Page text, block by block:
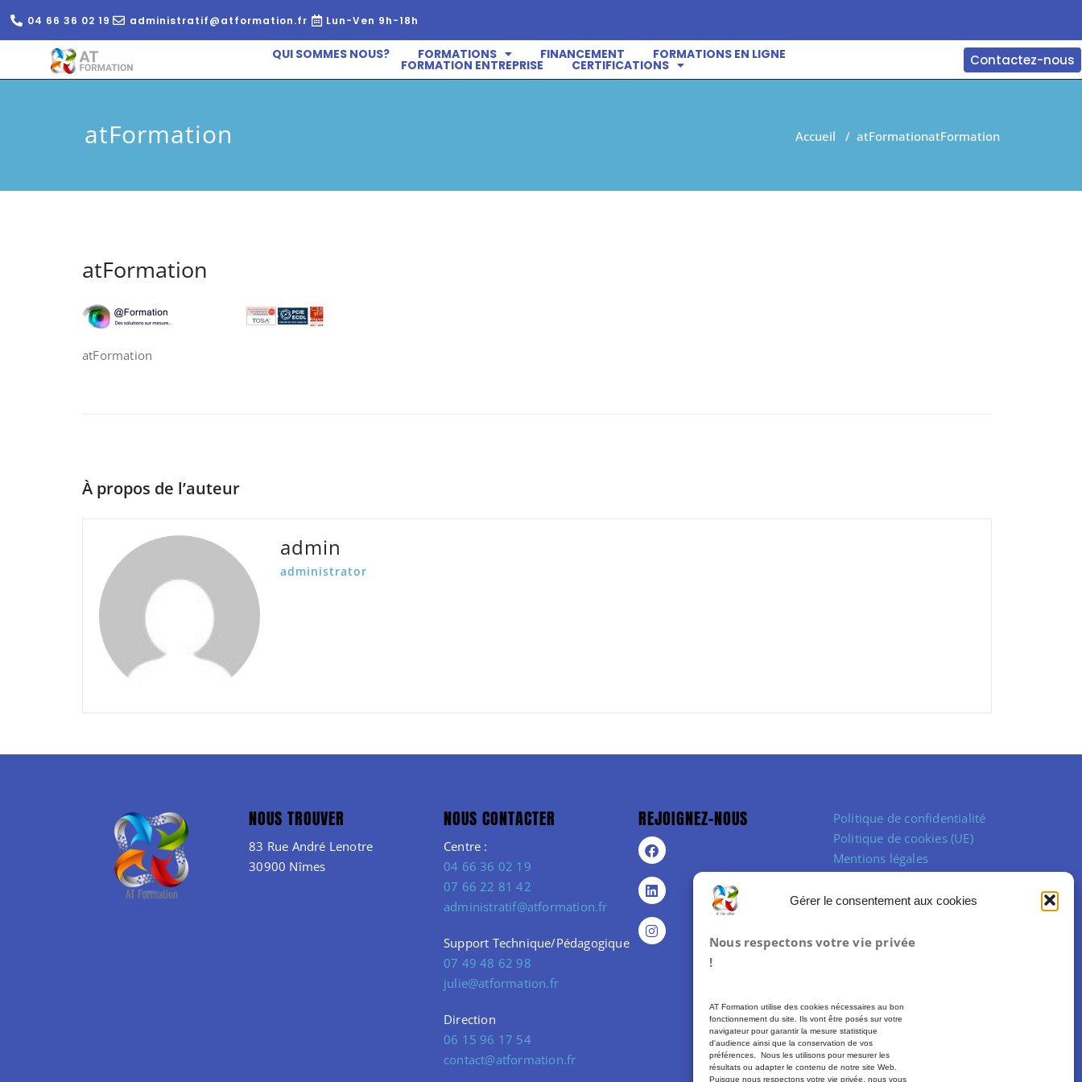
Gérer le consentement aux cookies
Nous respectons votre vie privée
!
AT Formation utilise des cookies nécessaires au bon
fonctionnement du site. Ils vont être posés sur votre
navigateur pour garantir la mesure statistique
d'audience ainsi que la conservation de vos
préférences. Nous les utilisons pour mesurer les
résultats ou adapter le contenu de notre site Web.
Puisque nous respectons votre vie privée, nous vous
04 66 36 02 19 administratif@atformation.fr Lun-Ven 9h-18h
QUI SOMMES NOUS? FORMATIONS FINANCEMENT FORMATIONS EN LIGNE
FORMATION ENTREPRISE CERTIFICATIONS Contactez-nous
atFormation Accueil / atFormationatFormation
atFormation
atFormation
À propos de l’auteur
admin
administrator
NOUS TROUVER
83 Rue André Lenotre
30900 Nîmes
NOUS CONTACTER
Centre :
04 66 36 02 19
07 66 22 81 42
administratif@atformation.fr
Support Technique/Pédagogique
07 49 48 62 98
julie@atformation.fr
Direction
06 15 96 17 54
contact@atformation.fr
REJOIGNEZ-NOUS
Politique de confidentialité
Politique de cookies (UE)
Mentions légales